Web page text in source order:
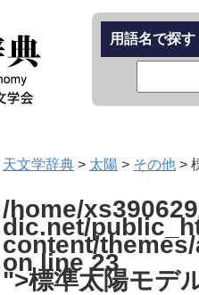
用語名で探す
天文学辞典 > 太陽 > その他 >
/home/
dic.net/
content/
on line23
">標準太陽モデ